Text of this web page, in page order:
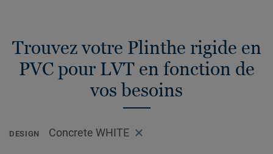
Trouvez votre Plinthe rigide en
PVC pour LVT en fonction de
vos besoins
DESIGN Concrete WHITE